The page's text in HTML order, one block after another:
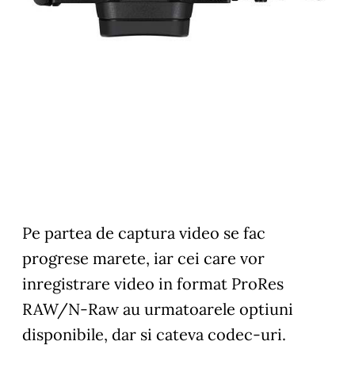
Pe partea de captura video se fac
progrese marete, iar cei care vor
inregistrare video in format ProRes
RAW/N-Raw au urmatoarele optiuni
disponibile, dar si cateva codec-uri.